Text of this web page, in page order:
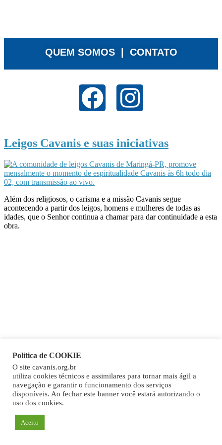
QUEM SOMOS | CONTATO
Leigos Cavanis e suas iniciativas
Além dos religiosos, o carisma e a missão Cavanis segue
acontecendo a partir dos leigos, homens e mulheres de todas as
idades, que o Senhor continua a chamar para dar continuidade a esta
obra.
Política de COOKIE
O site cavanis.org.br
utiliza cookies técnicos e assimilares para tornar mais ágil a
navegação e garantir o funcionamento dos serviços
disponíveis. Ao fechar este banner você estará autorizando o
uso dos cookies.
Aceito